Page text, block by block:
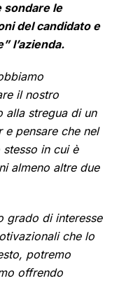
sondare le
del candidato e
l’azienda.
il nostro
alla stregua di un
e pensare che nel
stesso in cui è
almeno altre due
grado di interesse
che lo
potremo
offrendo